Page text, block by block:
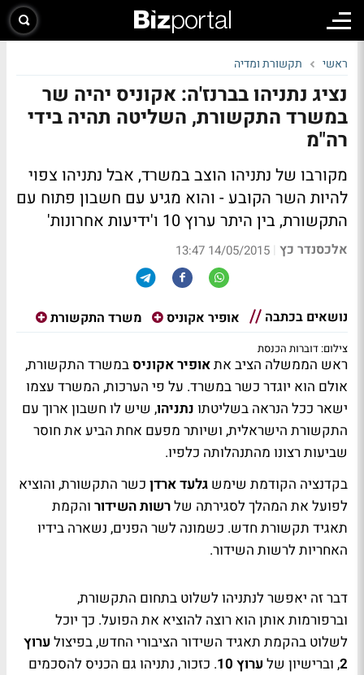
ראשי תקשורת ומדיה
נציג נתניהו בברנז'ה: אקוניס יהיה שר
במשרד התקשורת, השליטה תהיה בידי
רה"מ
מקורבו של נתניהו הוצב במשרד, אבל נתניהו צפוי
להיות השר הקובע - והוא מגיע עם חשבון פתוח עם
התקשורת, בין היתר ערוץ 10 ו'ידיעות אחרונות'
אלכסנדר כץ |
14/05/2015 13:47
נושאים בכתבה אופיר אקוניס משרד התקשורת
צילום: דוברות הכנסת
ראש הממשלה הציב אתאופיר אקוניסבמשרד התקשורת,
אולם הוא יוגדר כשר במשרד. על פי הערכות, המשרד עצמו
ישאר ככל הנראה בשליטתו נתניהו, שיש לו חשבון ארוך עם
התקשורת הישראלית, ושיותר מפעם אחת הביע את חוסר
שביעות רצונו מהתנהלותה כלפיו.
בקדנציה הקודמת שימש גלעד ארדן כשר התקשורת, והוציא
לפועל את המהלך לסגירתה שלרשות השידור והקמת
תאגיד תקשורת חדש. כשמונה לשר הפנים, נשארה בידיו
האחריות לרשות השידור.
דבר זה יאפשר לנתניהו לשלוט בתחום התקשורת,
וברפורמות אותן הוא רוצה להוציא את הפועל. כך יוכל
לשלוט בהקמת תאגיד השידור הציבורי החדש, בפיצול ערוץ
2, וברישיון של ערוץ 10
. כזכור, נתניהו גם הכניס להסכמים